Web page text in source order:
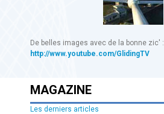
De belles images avec de la bonne zic' :
http://www.youtube.com/GlidingTV
MAGAZINE
Les derniers articles